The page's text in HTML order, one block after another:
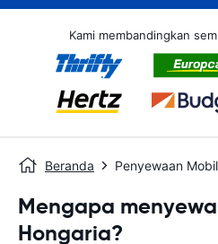
Kami membandingkan
Beranda Penyewaan
Mengapa
Hongaria?